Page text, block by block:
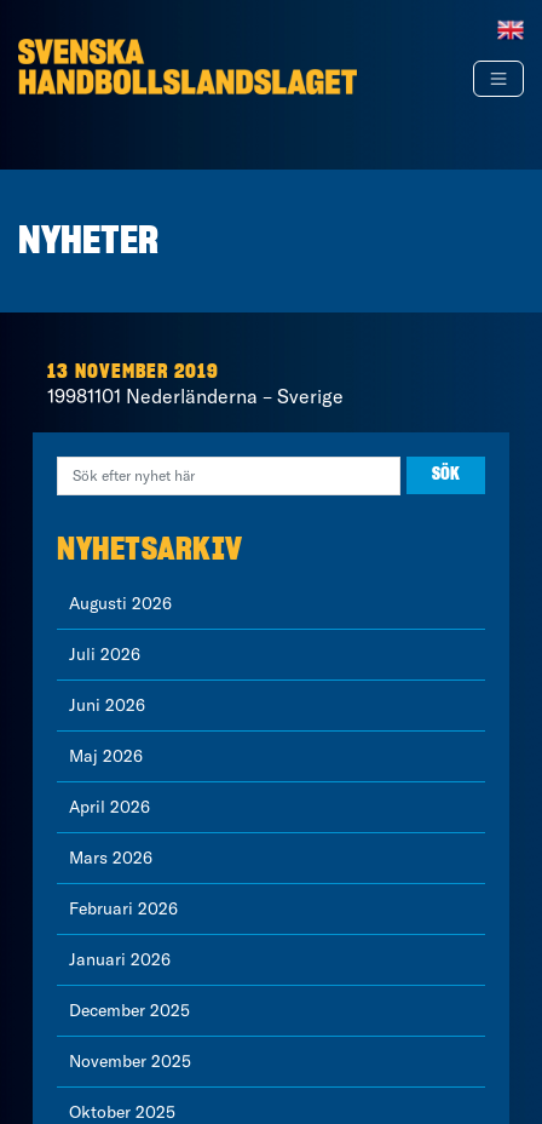
NYHETER
13 NOVEMBER 2019
19981101 Nederländerna – Sverige
NYHETSARKIV
Augusti 2026
Juli 2026
Juni 2026
Maj 2026
April 2026
Mars 2026
Februari 2026
Januari 2026
December 2025
November 2025
Oktober 2025